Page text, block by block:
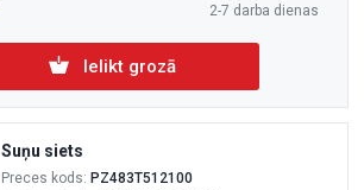
2-7 darba dienas
Ielikt grozā
Suņu siets
Preces kods: PZ483T512100